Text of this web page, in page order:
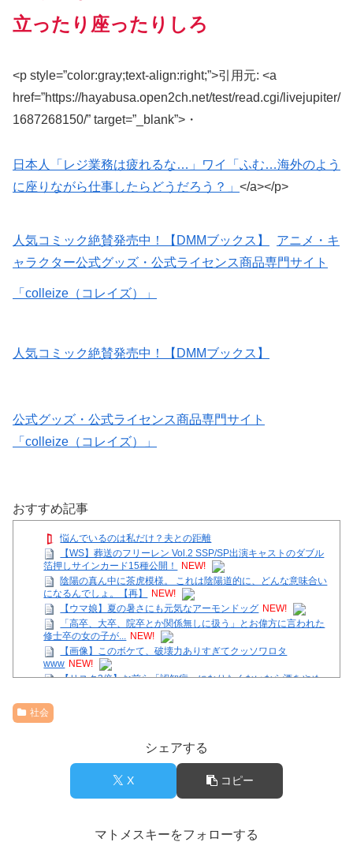
立ったり座ったりしろ
<p style=”color:gray;text-align:right;”>引用元: <a
href=”https://hayabusa.open2ch.net/test/read.cgi/livejupiter/
1687268150/” target=”_blank”>・
日本人「レジ業務は疲れるな…」ワイ「ふむ…海外のよう
に座りながら仕事したらどうだろう？」 </a></p>
人気コミック絶賛発売中！【DMMブックス】
アニメ・キ
ャラクター公式グッズ・公式ライセンス商品専門サイト
「colleize（コレイズ）」
人気コミック絶賛発売中！【DMMブックス】
公式グッズ・公式ライセンス商品専門サイト
「colleize（コレイズ）」
おすすめ記事
悩んでいるのは私だけ？夫との距離
【WS】葬送のフリーレン Vol.2 SSP/SP出演キャストのダブル
箔押しサインカード15種公開！
NEW!
陰陽の真ん中に茶虎模様。 これは陰陽道的に、どんな意味合い
になるんでしょ。【再】
NEW!
【ウマ娘】夏の暑さにも元気なアーモンドッグ NEW!
「高卒、大卒、院卒とか関係無しに扱う」とお偉方に言われた
修士卒の女の子が... NEW!
【画像】このボケて、破壊力ありすぎてクッソワロタ
www NEW!
【リスク3倍】お前ら「認知症」になりたくないなら酒をやめ
36歳の彼女と結婚したいのに、家族が猛反対。家族から信じら
れない言葉が飛び出した… 他
Powered by livedoor 相互RSS
社会
シェアする
X コピー
マトメスキーをフォローする